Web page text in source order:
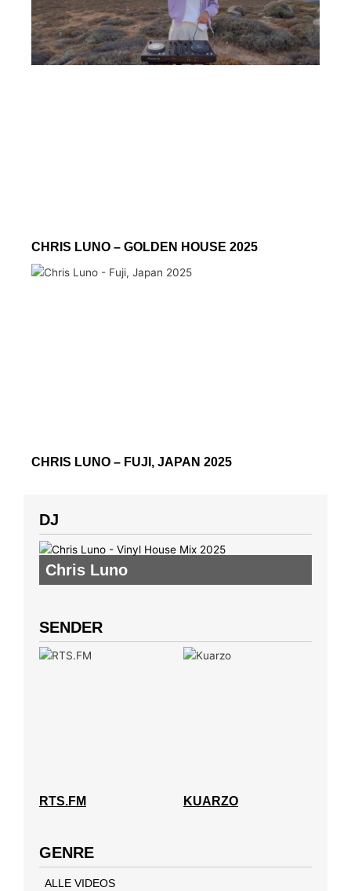
CHRIS LUNO – GOLDEN HOUSE 2025
CHRIS LUNO – FUJI, JAPAN 2025
DJ
Chris Luno
SENDER
RTS.FM KUARZO
GENRE
ALLE VIDEOS